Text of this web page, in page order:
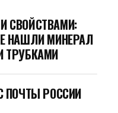
СВОЙСТВАМИ:
НАШЛИ МИНЕРАЛ
ТРУБКАМИ
ПОЧТЫ РОССИИ